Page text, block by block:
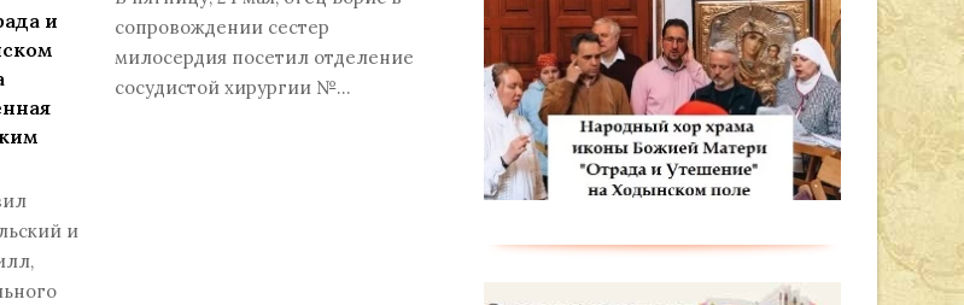
и
и
сопровождении сестер
милосердия посетил отделение
сосудистой хирургии №…